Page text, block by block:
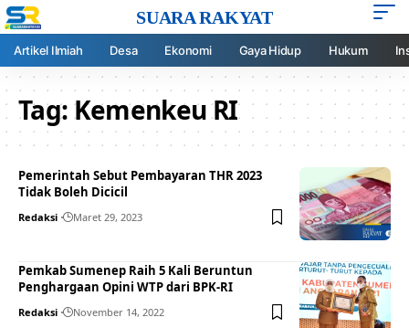
SUARA RAKYAT
Artikel Ilmiah Desa Ekonomi Gaya Hidup Hukum
Tag:Kemenkeu RI
Pemerintah Sebut Pembayaran THR 2023
Tidak Boleh Dicicil
Redaksi Maret 29, 2023
Pemkab Sumenep Raih 5 Kali Beruntun
Penghargaan Opini WTP dari BPK-RI
Redaksi November 14, 2022